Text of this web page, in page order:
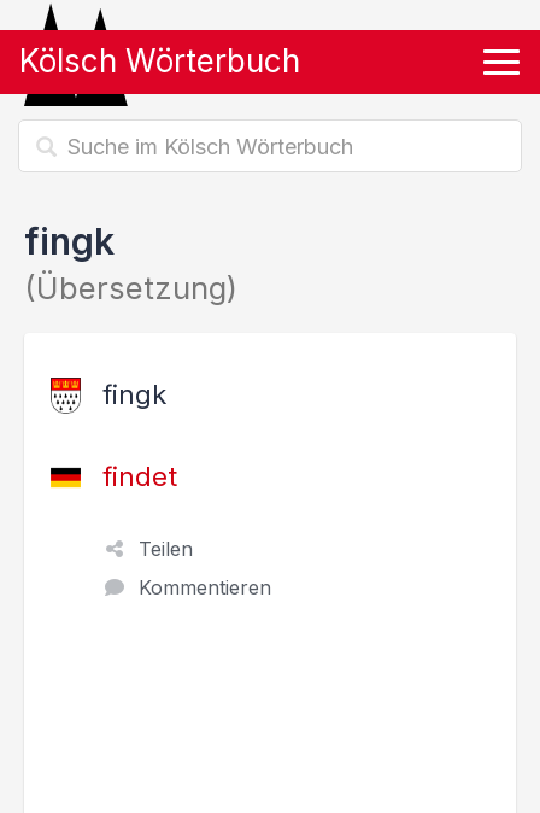
Kölsch Wörterbuch
fingk
(Übersetzung)
fingk
findet
Teilen
Kommentieren